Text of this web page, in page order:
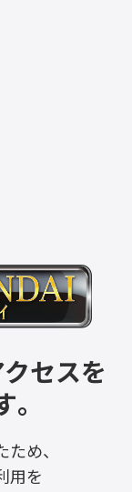
セスを
め、
用を